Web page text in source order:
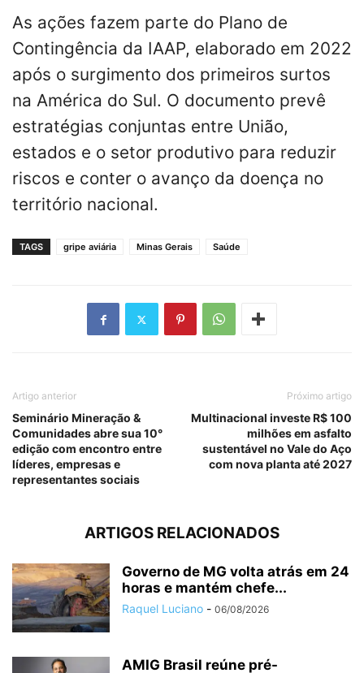
As ações fazem parte do Plano de
Contingência da IAAP, elaborado em 2022
após o surgimento dos primeiros surtos
na América do Sul. O documento prevê
estratégias conjuntas entre União,
estados e o setor produtivo para reduzir
riscos e conter o avanço da doença no
território nacional.
TAGS gripe aviária Minas Gerais Saúde
Artigo anterior
Seminário Mineração &
Comunidades abre sua 10°
edição com encontro entre
líderes, empresas e
representantes sociais
Próximo artigo
Multinacional investe R$ 100
milhões em asfalto
sustentável no Vale do Aço
com nova planta até 2027
ARTIGOS RELACIONADOS
Governo de MG volta atrás em 24
horas e mantém chefe...
Raquel Luciano - 06/08/2026
AMIG Brasil reúne pré-